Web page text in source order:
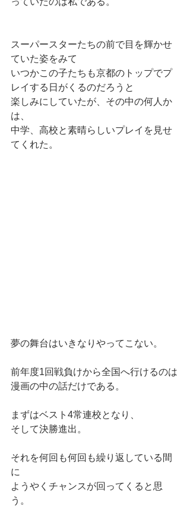
スーパースターたちの前で目を輝かせ
ていた姿をみて
いつかこの子たちも京都のトップでプ
レイする日がくるのだろうと
楽しみにしていたが、その中の何人か
は、
中学、高校と素晴らしいプレイを見せ
てくれた。
夢の舞台はいきなりやってこない。
前年度1回戦負けから全国へ行けるのは
漫画の中の話だけである。
まずはベスト4常連校となり、
そして決勝進出。
それを何回も何回も繰り返している間
に
ようやくチャンスが回ってくると思
う。